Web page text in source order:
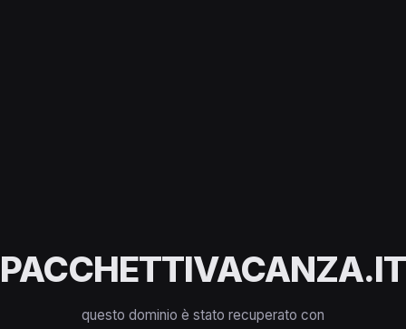
PACCHETTIVACANZA.IT
questo dominio è stato recuperato con